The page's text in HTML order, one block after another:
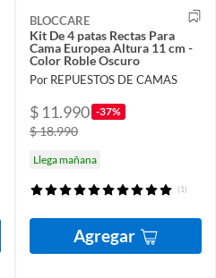
BLOCCARE
Kit De 4 patas Rectas Para
Cama Europea Altura 11 cm -
Color Roble Oscuro
Por REPUESTOS DE CAMAS
$ 11.990 -37%
$ 18.990
Llega mañana
(1)
Agregar